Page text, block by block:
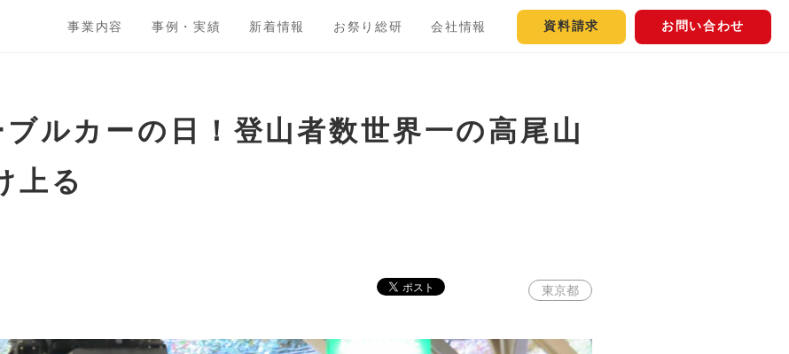
事業内容 事例・実績 新着情報 お祭り総研 会社情報 資料請求 お問い合わせ
ルカーの日！登山者数世界一の高尾山
上る
東京都